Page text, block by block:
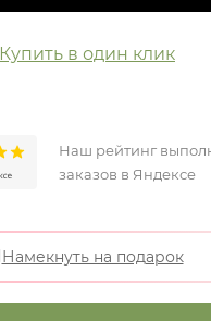
Купить в один клик
Наш рейтинг
заказов в Яндексе
Намекнуть на подарок